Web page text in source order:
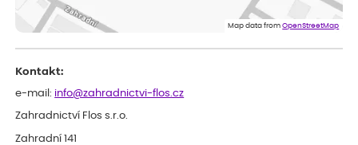
Flos je nejlepší &#129321;
Map data fromOpenStreetMap
Kontakt:
e-mail: info@zahradnictvi-flos.cz
Zahradnictví Flos s.r.o.
Zahradní 141